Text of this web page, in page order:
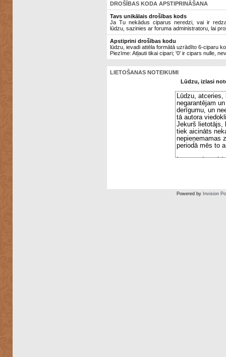
DROŠĪBAS KODA APSTIPRINĀŠANA
Tavs unikālais drošības kods
Ja Tu nekādus ciparus neredzi, vai ir
lūdzu, sazinies ar foruma administratoru, lai
Apstiprini drošības kodu
lūdzu, ievadi attēla formātā uzrādīto 6-ciparu
Piezīme: Atļauti tikai cipari; '0' ir cipars nulle,
LIETOŠANAS NOTEIKUMI
Lūdzu, izlasi
Powered by Invision